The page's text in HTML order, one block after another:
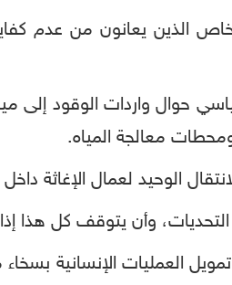
الذين يعانون من عدم
حوال واردات الوقود إلى
معالجة المياه.
الوحيد لعمال الإغاثة داخل
التحديات، وأن يتوقف كل هذا إذا
تمويل العمليات الإنسانية بسخاء